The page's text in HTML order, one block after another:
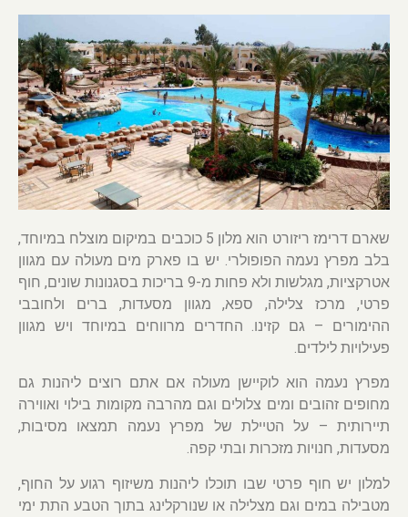
שארם דרימז ריזורט הוא מלון 5 כוכבים במיקום מוצלח במיוחד,
בלב מפרץ נעמה הפופולרי. יש בו פארק מים מעולה עם מגוון
אטרקציות, מגלשות ולא פחות מ-9 בריכות בסגנונות שונים, חוף
פרטי, מרכז צלילה, ספא, מגוון מסעדות, ברים ולחובבי
ההימורים – גם קזינו. החדרים מרווחים במיוחד ויש מגוון
פעילויות לילדים.
מפרץ נעמה הוא לוקיישן מעולה אם אתם רוצים ליהנות גם
מחופים זהובים ומים צלולים וגם מהרבה מקומות בילוי ואווירה
תיירותית – על הטיילת של מפרץ נעמה תמצאו מסיבות,
מסעדות, חנויות מזכרות ובתי קפה.
למלון יש חוף פרטי שבו תוכלו ליהנות משיזוף רגוע על החוף,
מטבילה במים וגם מצלילה או שנורקלינג בתוך הטבע התת ימי